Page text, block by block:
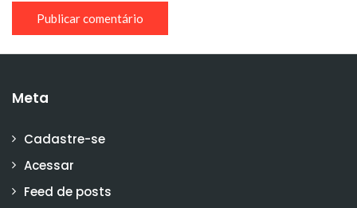
Meta
Cadastre-se
Acessar
Feed de posts